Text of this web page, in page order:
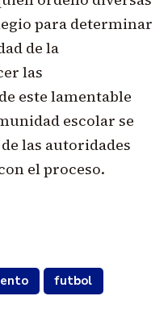
para determinar
de la
las
este lamentable
escolar se
las autoridades
el proceso.
futbol